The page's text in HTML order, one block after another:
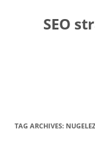
contentSEO
TAG ARCHIVES: